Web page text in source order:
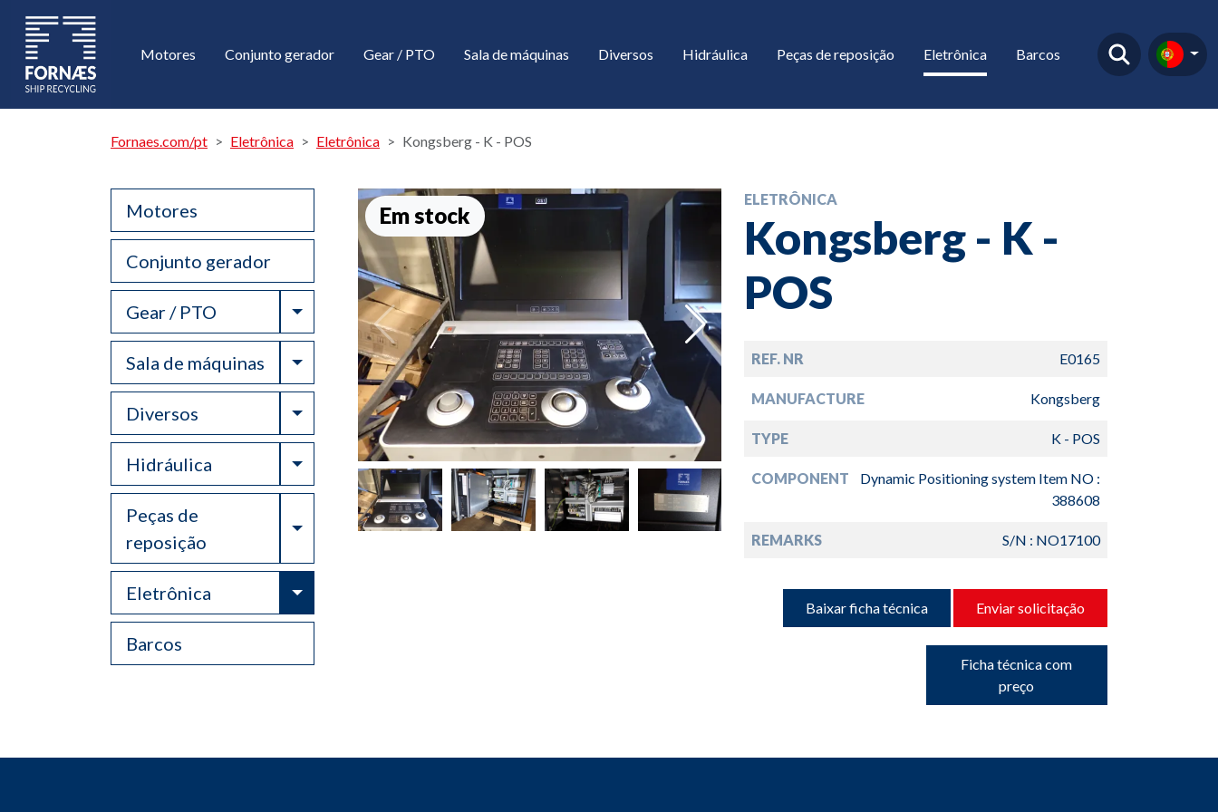
Motores Conjunto gerador Gear / PTO Sala de máquinas Diversos Hidráulica Peças de reposição Eletrônica Barcos
Fornaes.com/pt Eletrônica Eletrônica Kongsberg - K - POS
Motores
Conjunto gerador
Gear / PTO Toggle Dropdown
Sala de máquinas Toggle Dropdown
Diversos Toggle Dropdown
Hidráulica Toggle Dropdown
Peças de
reposição
Toggle Dropdown
Eletrônica Toggle Dropdown
Barcos
Em stock
ELETRÔNICA
Kongsberg - K -
POS
REF. NR E0165
MANUFACTURE Kongsberg
TYPE K - POS
COMPONENT
Dynamic Positioning system Item NO :
388608
REMARKS S/N : NO17100
Baixar ficha técnica Enviar solicitação
Ficha técnica com
preço